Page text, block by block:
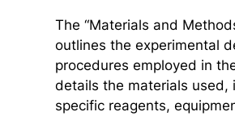
The “Materials and
outlines the experimental
procedures employed in
details the materials used,
specific reagents,